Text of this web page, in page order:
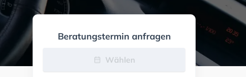
Beratungstermin anfragen
Wählen